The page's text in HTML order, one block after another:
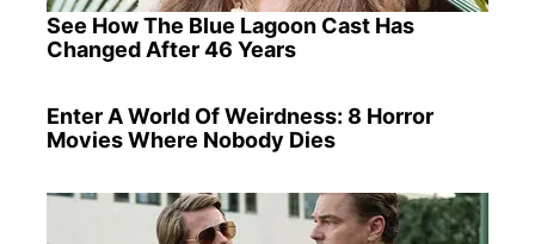
See How The Blue Lagoon Cast Has
Changed After 46 Years
Enter A World Of Weirdness: 8 Horror
Movies Where Nobody Dies